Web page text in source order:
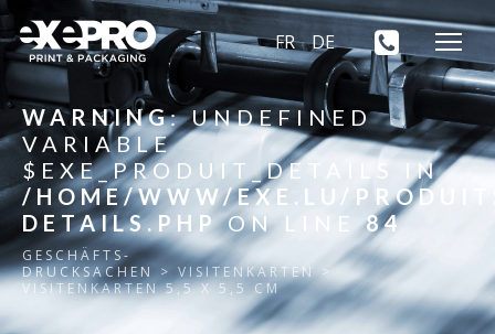
FR DE
WARNING: UNDEFINED
VARIABLE
$EXE_PRODUIT_DETAILS IN
/HOME/WWW/EXE.LU/
DETAILS.PHPON LINE84
GESCHÄFTS-
DRUCKSACHEN
> VISITENKARTEN >
VISITENKARTEN 5,5 X 5,5 CM